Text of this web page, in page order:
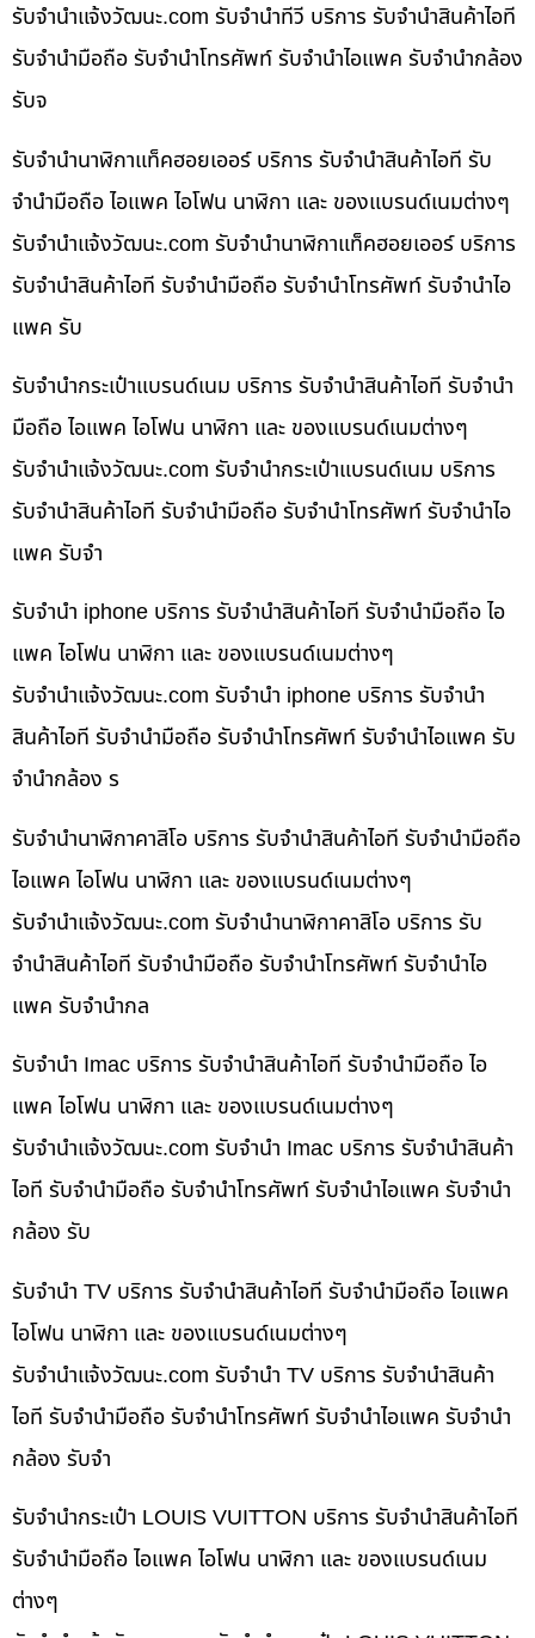
รับจํานําแจ้งวัฒนะ.com รับจำนำทีวี บริการ รับจำนำสินค้าไอที
รับจำนำมือถือ รับจำนำโทรศัพท์ รับจำนำไอแพค รับจำนำกล้อง
รับจ
รับจำนำนาฬิกาแท็คฮอยเออร์ บริการ รับจำนำสินค้าไอที รับ
จำนำมือถือ ไอแพค ไอโฟน นาฬิกา และ ของแบรนด์เนมต่างๆ
รับจํานําแจ้งวัฒนะ.com รับจำนำนาฬิกาแท็คฮอยเออร์ บริการ
รับจำนำสินค้าไอที รับจำนำมือถือ รับจำนำโทรศัพท์ รับจำนำไอ
แพค รับ
รับจำนำกระเป๋าแบรนด์เนม บริการ รับจำนำสินค้าไอที รับจำนำ
มือถือ ไอแพค ไอโฟน นาฬิกา และ ของแบรนด์เนมต่างๆ
รับจํานําแจ้งวัฒนะ.com รับจำนำกระเป๋าแบรนด์เนม บริการ
รับจำนำสินค้าไอที รับจำนำมือถือ รับจำนำโทรศัพท์ รับจำนำไอ
แพค รับจำ
รับจำนำ iphone บริการ รับจำนำสินค้าไอที รับจำนำมือถือ ไอ
แพค ไอโฟน นาฬิกา และ ของแบรนด์เนมต่างๆ
รับจํานําแจ้งวัฒนะ.com รับจำนำ iphone บริการ รับจำนำ
สินค้าไอที รับจำนำมือถือ รับจำนำโทรศัพท์ รับจำนำไอแพค รับ
จำนำกล้อง ร
รับจำนำนาฬิกาคาสิโอ บริการ รับจำนำสินค้าไอที รับจำนำมือถือ
ไอแพค ไอโฟน นาฬิกา และ ของแบรนด์เนมต่างๆ
รับจํานําแจ้งวัฒนะ.com รับจำนำนาฬิกาคาสิโอ บริการ รับ
จำนำสินค้าไอที รับจำนำมือถือ รับจำนำโทรศัพท์ รับจำนำไอ
แพค รับจำนำกล
รับจำนำ Imac บริการ รับจำนำสินค้าไอที รับจำนำมือถือ ไอ
แพค ไอโฟน นาฬิกา และ ของแบรนด์เนมต่างๆ
รับจํานําแจ้งวัฒนะ.com รับจำนำ Imac บริการ รับจำนำสินค้า
ไอที รับจำนำมือถือ รับจำนำโทรศัพท์ รับจำนำไอแพค รับจำนำ
กล้อง รับ
รับจำนำ TV บริการ รับจำนำสินค้าไอที รับจำนำมือถือ ไอแพค
ไอโฟน นาฬิกา และ ของแบรนด์เนมต่างๆ
รับจํานําแจ้งวัฒนะ.com รับจำนำ TV บริการ รับจำนำสินค้า
ไอที รับจำนำมือถือ รับจำนำโทรศัพท์ รับจำนำไอแพค รับจำนำ
กล้อง รับจำ
รับจำนำกระเป๋า LOUIS VUITTON บริการ รับจำนำสินค้าไอที
รับจำนำมือถือ ไอแพค ไอโฟน นาฬิกา และ ของแบรนด์เนม
ต่างๆ